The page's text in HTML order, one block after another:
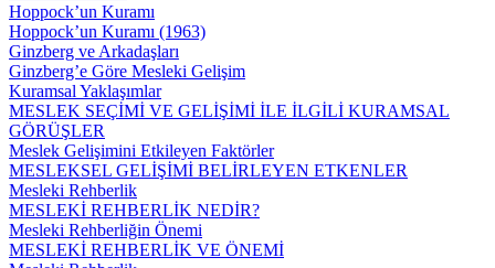
Hoppock’un Kuramı
Hoppock’un Kuramı (1963)
Ginzberg ve Arkadaşları
Ginzberg’e Göre Mesleki Gelişim
Kuramsal Yaklaşımlar
MESLEK SEÇİMİ VE GELİŞİMİ İLE İLGİLİ KURAMSAL
GÖRÜŞLER
Meslek Gelişimini Etkileyen Faktörler
MESLEKSEL GELİŞİMİ BELİRLEYEN ETKENLER
Mesleki Rehberlik
MESLEKİ REHBERLİK NEDİR?
Mesleki Rehberliğin Önemi
MESLEKİ REHBERLİK VE ÖNEMİ